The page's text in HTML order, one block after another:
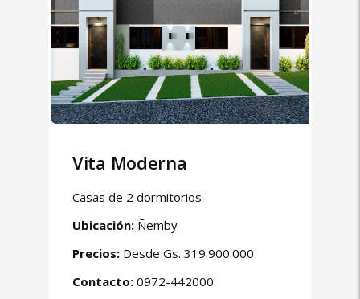
Vita Moderna
Casas de 2 dormitorios
Ubicación: Ñemby
Precios: Desde Gs. 319.900.000
Contacto: 0972-442000